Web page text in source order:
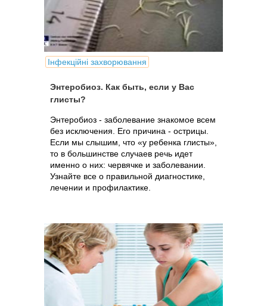
Інфекційні захворювання
Энтеробиоз. Как быть, если у Вас
глисты?
Энтеробиоз - заболевание знакомое всем
без исключения. Его причина - острицы.
Если мы слышим, что «у ребенка глисты»,
то в большинстве случаев речь идет
именно о них: червячке и заболевании.
Узнайте все о правильной диагностике,
лечении и профилактике.